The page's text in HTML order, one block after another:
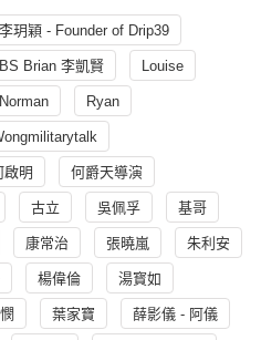
玥穎 - Founder of Drip39
Brian 李凱賢 Louise
Norman Ryan
啟明 何爵天導演
古立 吳佩孚 基哥
康常治 張曉嵐 朱利安
楊偉倫 湯寳如
葉家寶 薛影儀 - 阿儀